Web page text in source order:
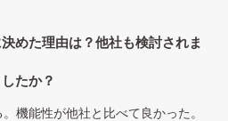
めた理由は？他社も検討されま
したか？
機能性が他社と比べて良かった。